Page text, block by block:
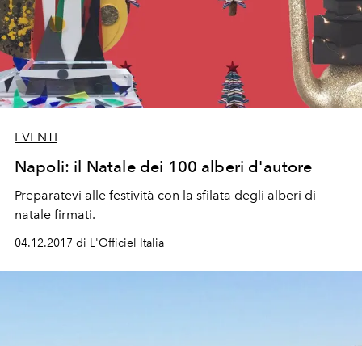
EVENTI
Napoli: il Natale dei 100 alberi d'autore
Preparatevi alle festività con la sfilata degli alberi di
natale firmati.
04.12.2017 di L'Officiel Italia